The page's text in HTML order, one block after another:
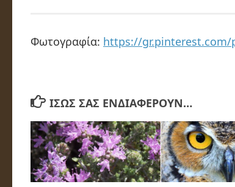
Φωτογραφία: https://gr.pinterest.com/
ΊΣΩΣ ΣΑΣ ΕΝΔΙΑΦΈΡΟΥΝ…